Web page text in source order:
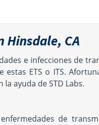
Hinsdale, CA
e infecciones de
ETS o ITS.
ayuda de STD Labs.
de